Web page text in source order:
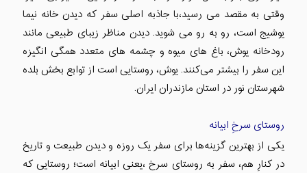
وقتی به مقصد می رسید،با جاذبه اصلی سفر که دیدن خانه نیما
یوشیج است، رو به رو می شوید. دیدن مناظر زیبای طبیعی مانند
رودخانه یوش، باغ های میوه و چشمه های متعدد همگی انگیزه
این سفر را بیشتر می‌کنند. یوش، روستایی است از توابع بخش بلده
شهرستان نور در استان مازندران ایران.
روستای سرخِ ابیانه
یکی از بهترین گزینه‌ها برای سفر یک روزه و دیدن طبیعت و تاریخ
در کنارِ هم، سفر به روستای سرخ ،یعنی ابیانه است؛ روستایی که